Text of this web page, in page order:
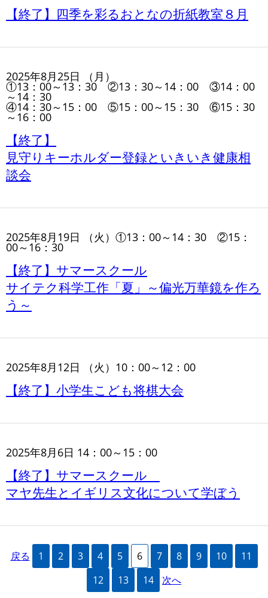
【終了】四季を彩るおとなの折紙教室８月
2025年8月25日 （月）
①13：00～13：30 ②13：30～14：00 ③14：00
～14：30
④14：30～15：00 ⑤15：00～15：30 ⑥15：30
～16：00
【終了】
見守りキーホルダー登録といきいき健康相
談会
2025年8月19日 （火）①13：00～14：30 ②15：
00～16：30
【終了】サマースクール
サイテク科学工作「夏」～偏光万華鏡を作ろ
う～
2025年8月12日 （火）10：00～12：00
【終了】小学生こども将棋大会
2025年8月6日 14：00～15：00
【終了】サマースクール
マヤ先生とイギリス文化について学ぼう
戻る 1 2 3 4 5 6 7 8 9 10
11
12
13 14 次へ